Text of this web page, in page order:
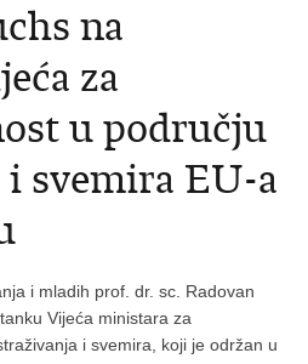
na
za
u području
svemira EU-a
i mladih prof. dr. sc. Radovan
Vijeća ministara za
i svemira, koji je održan u